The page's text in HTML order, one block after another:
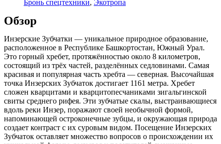
Бронь спецтехники, Экотропа
Обзор
Инзерские Зубчатки — уникальное природное образование,
расположенное в Республике Башкортостан, Южный Урал.
Это горный хребет, протяжённостью около 8 километров,
состоящий из трёх частей, разделённых седловинами. Самая
красивая и популярная часть хребта — северная. Высочайшая
точка Инзерских Зубчаток достигает 1161 метра. Хребет
сложен кварцитами и кварцитопесчаниками зигальгинской
свиты среднего рифея. Эти зубчатые скалы, выстраивающиеся
вдоль реки Инзер, поражают своей необычной формой,
напоминающей остроконечные зубцы, и окружающая природа
создает контраст с их суровым видом. Посещение Инзерских
Зубчаток оставляет множество вопросов о происхождении их